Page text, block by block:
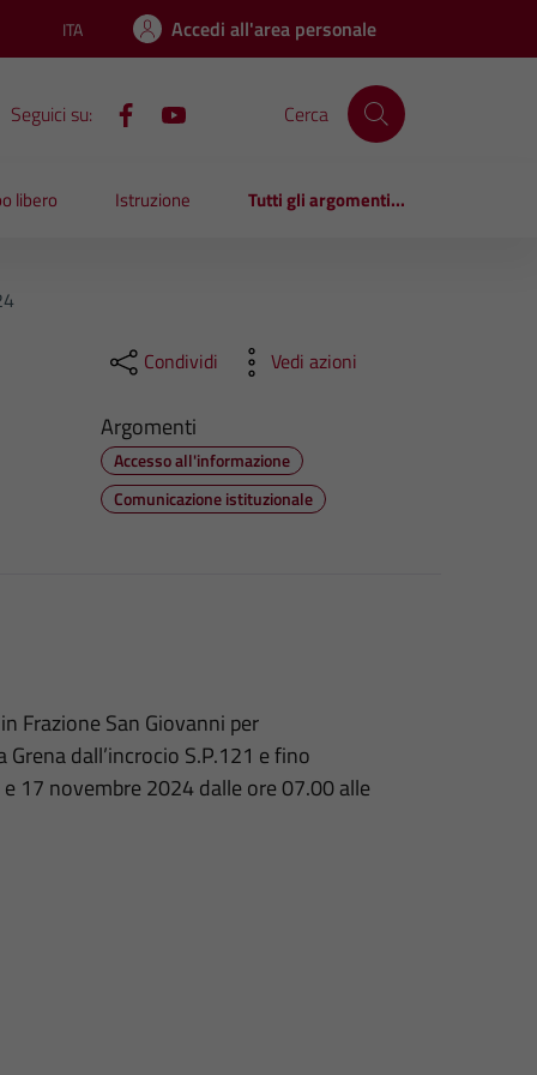
Lingua attiva:
ITA Accedi all'area personale
Seguici su: Cerca
libero Istruzione Tutti gli argomenti...
Condividi Vedi azioni
Argomenti
Accesso all'informazione
Comunicazione istituzionale
Frazione San Giovanni per
dall’incrocio S.P.121 e fino
17 novembre 2024 dalle ore 07.00 alle